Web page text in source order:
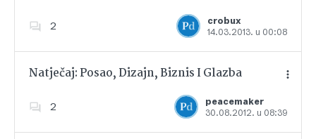
2
crobux
14.03.2013. u 00:08
Dodajte u favorite
Natječaj: Posao, Dizajn, Biznis I Glazba
2
peacemaker
30.08.2012. u 08:39
Dodajte u favorite